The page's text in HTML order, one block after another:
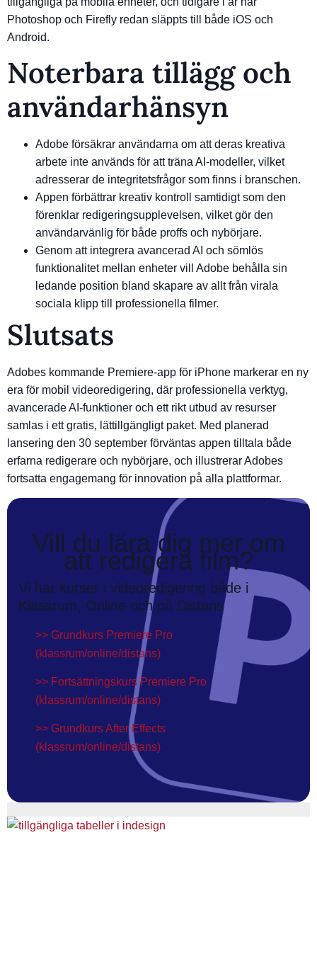
Photoshop och Firefly redan släppts till både iOS och
Android.
Noterbara tillägg och
användarhänsyn
Adobe försäkrar användarna om att deras kreativa
arbete inte används för att träna AI-modeller, vilket
adresserar de integritetsfrågor som finns i branschen.
Appen förbättrar kreativ kontroll samtidigt som den
förenklar redigeringsupplevelsen, vilket gör den
användarvänlig för både proffs och nybörjare.
Genom att integrera avancerad AI och sömlös
funktionalitet mellan enheter vill Adobe behålla sin
ledande position bland skapare av allt från virala
sociala klipp till professionella filmer.
Slutsats
Adobes kommande Premiere-app för iPhone markerar en ny
era för mobil videoredigering, där professionella verktyg,
avancerade AI-funktioner och ett rikt utbud av resurser
samlas i ett gratis, lättillgängligt paket. Med planerad
lansering den 30 september förväntas appen tilltala både
erfarna redigerare och nybörjare, och illustrerar Adobes
fortsatta engagemang för innovation på alla plattformar.
Vill du lära dig mer om
att redigera film?
Vi har kurser i videoredigering både i
Klassrum, Online och på Distans
>> Grundkurs Premiere Pro
(klassrum/online/distans)
>> Fortsättningskurs Premiere Pro
(klassrum/online/distans)
>> Grundkurs After Effects
(klassrum/online/distans)